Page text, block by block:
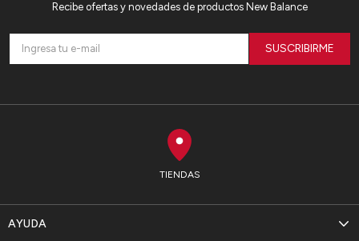
TIENDAS
AYUDA
Recibe ofertas y novedades de productos New Balance
SUSCRIBIRME